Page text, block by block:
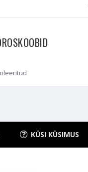
KÜSI KÜSIMUS